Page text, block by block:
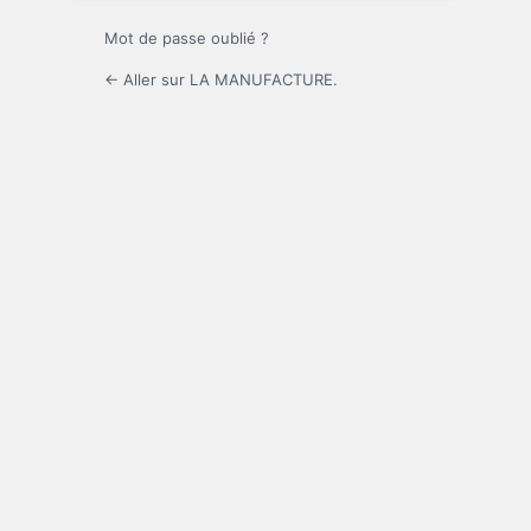
Mot de passe oublié ?
← Aller sur LA MANUFACTURE.